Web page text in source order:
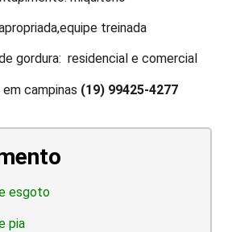
treinada
gordura: residencial e comercial
campinas (19) 99425-4277
esgoto
pia